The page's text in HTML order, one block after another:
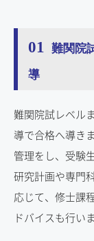
01
難関院
導
難関院試レベル
導で合格へ導き
管理をし、受験
研究計画や専門
応じて、修士課
ドバイスも行いま